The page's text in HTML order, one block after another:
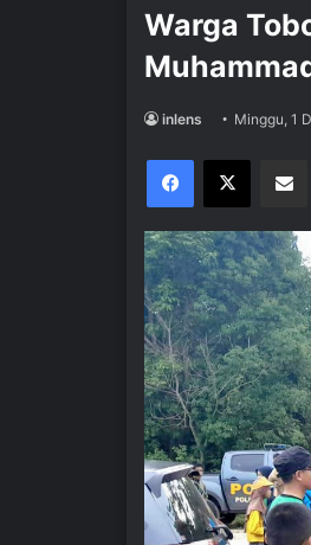
Warga
inlens Minggu, 1
Facebook
X